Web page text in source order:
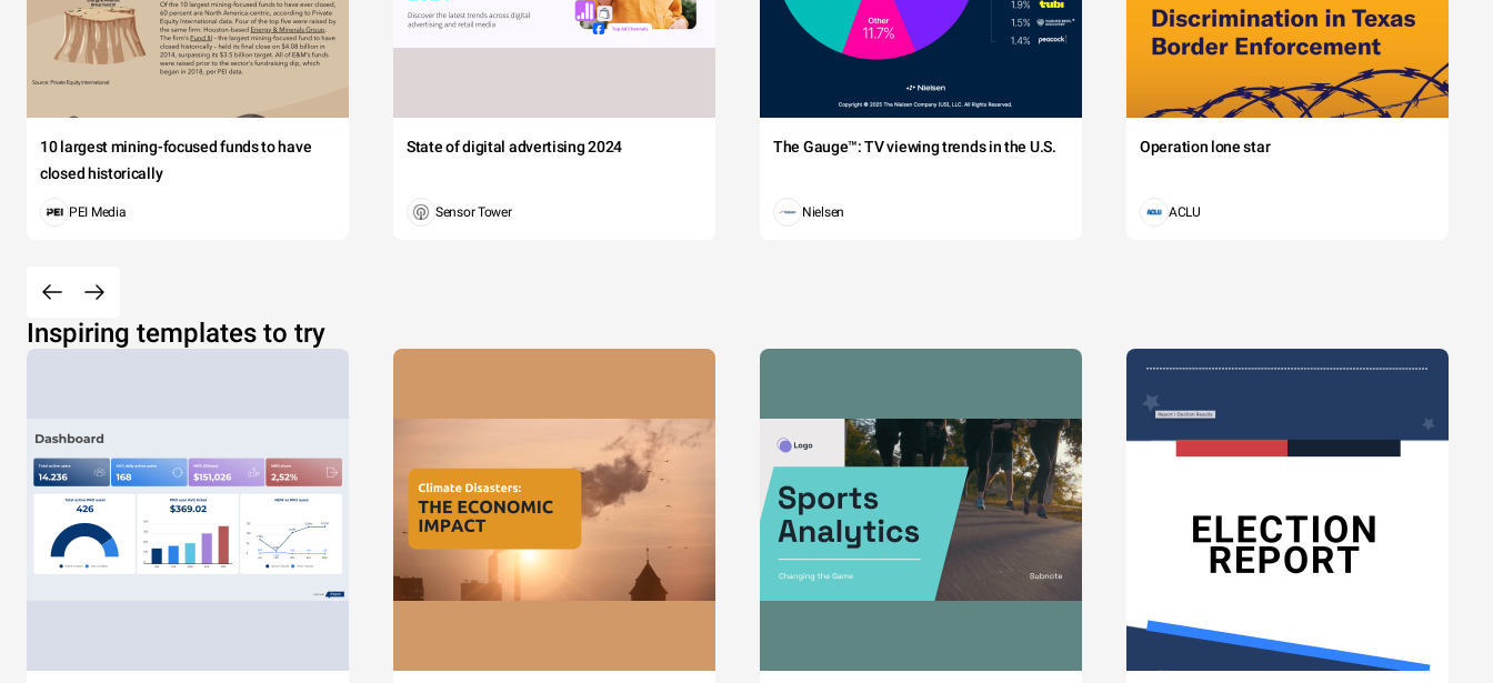
10 largest mining-focused funds to have
closed historically
PEI Media
State of digital advertising 2024
Sensor Tower
The Gauge™: TV viewing trends in the U.S.
Nielsen
Operation lone star
ACLU
Inspiring templates to try